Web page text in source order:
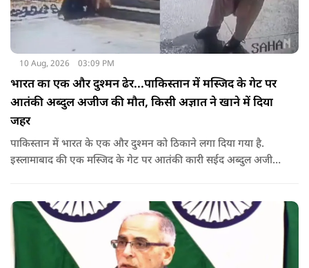
10 Aug, 2026 03:09 PM
भारत का एक और दुश्मन ढेर...पाकिस्तान में मस्जिद के गेट पर
आतंकी अब्दुल अजीज की मौत, किसी अज्ञात ने खाने में दिया
जहर
पाकिस्तान में भारत के एक और दुश्मन को ठिकाने लगा दिया गया है.
इस्लामाबाद की एक मस्जिद के गेट पर आतंकी कारी सईद अब्दुल अजीज